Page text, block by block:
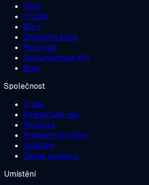
Ceny
Tržiště
Blog
Znalostní báze
Porovnat
Dokumentace API
Stav
Společnost
O nás
Kontaktujte nás
Recenze
Program pro firmy
Vzdělání
Získat podporu
Umístění